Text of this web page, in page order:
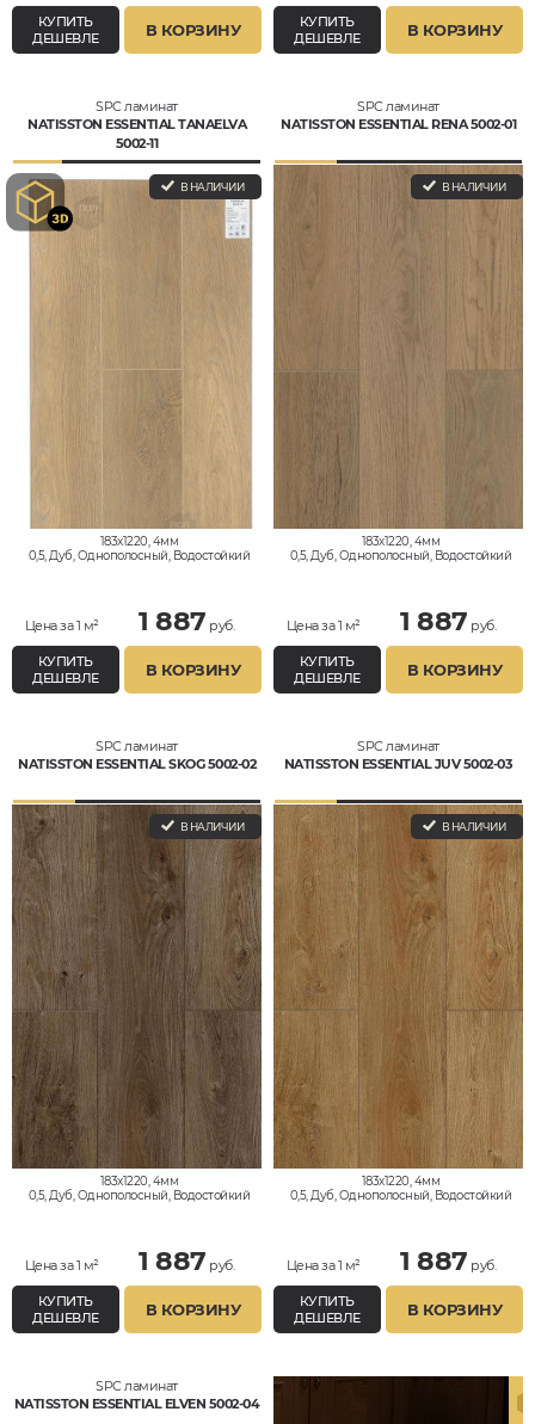
КУПИТЬ
ДЕШЕВЛЕ
В КОРЗИНУ
КУПИТЬ
ДЕШЕВЛЕ
В КОРЗИНУ
SPC ламинат
NATISSTON ESSENTIAL TANAELVA
5002-11
В НАЛИЧИИ
183x1220, 4мм
0,5, Дуб, Однополосный, Водостойкий
Цена за 1 м² 1 887 руб.
КУПИТЬ
ДЕШЕВЛЕ
В КОРЗИНУ
SPC ламинат
NATISSTON ESSENTIAL RENA 5002-01
В НАЛИЧИИ
183x1220, 4мм
0,5, Дуб, Однополосный, Водостойкий
Цена за 1 м² 1 887 руб.
КУПИТЬ
ДЕШЕВЛЕ
В КОРЗИНУ
SPC ламинат
NATISSTON ESSENTIAL SKOG 5002-02
В НАЛИЧИИ
183x1220, 4мм
0,5, Дуб, Однополосный, Водостойкий
Цена за 1 м² 1 887 руб.
КУПИТЬ
ДЕШЕВЛЕ
В КОРЗИНУ
SPC ламинат
NATISSTON ESSENTIAL JUV 5002-03
В НАЛИЧИИ
183x1220, 4мм
0,5, Дуб, Однополосный, Водостойкий
Цена за 1 м² 1 887 руб.
КУПИТЬ
ДЕШЕВЛЕ
В КОРЗИНУ
SPC ламинат
NATISSTON ESSENTIAL ELVEN 5002-04